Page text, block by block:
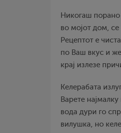
Никогаш порано
во мојот дом,
Рецептот е
по Ваш вкус и
крај излезе
Келерабата
Варете
вода дури го
вилушка, но